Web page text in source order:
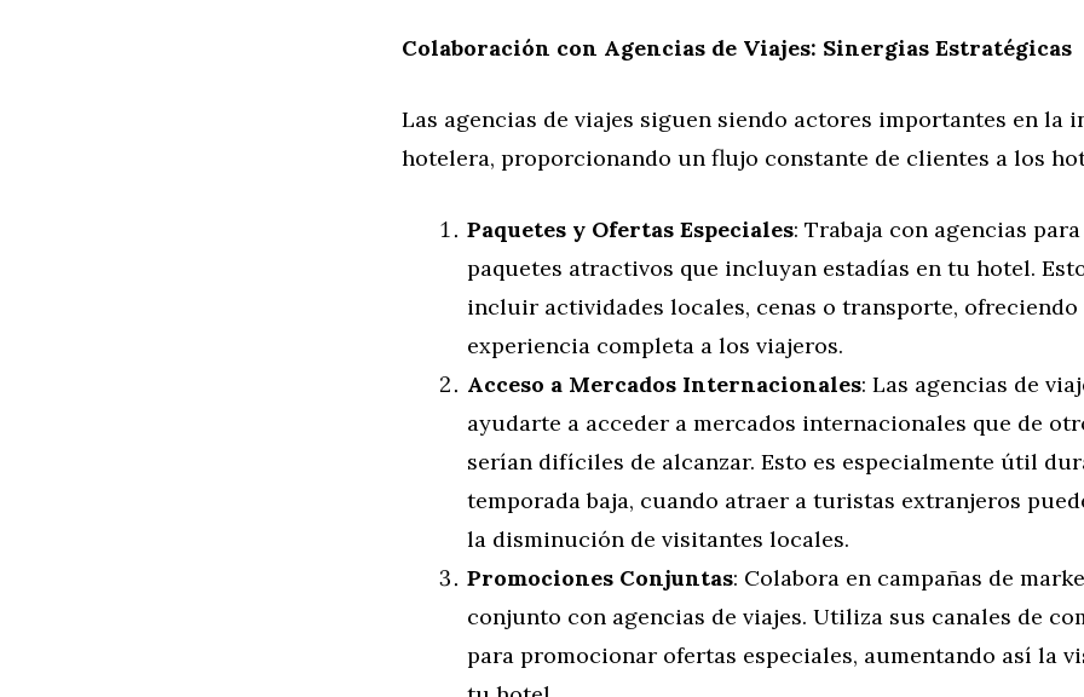
Colaboración con Agencias de Viajes: Sinergias Estratégicas
Las agencias de viajes siguen siendo actores importantes en la
hotelera, proporcionando un flujo constante de clientes a los
Paquetes y Ofertas Especiales: Trabaja con agencias
paquetes atractivos que incluyan estadías en tu hotel.
incluir actividades locales, cenas o transporte, ofreciendo
experiencia completa a los viajeros.
Acceso a Mercados Internacionales: Las agencias de
ayudarte a acceder a mercados internacionales que de
serían difíciles de alcanzar. Esto es especialmente útil
temporada baja, cuando atraer a turistas extranjeros
la disminución de visitantes locales.
Promociones Conjuntas: Colabora en campañas de
conjunto con agencias de viajes. Utiliza sus canales de
para promocionar ofertas especiales, aumentando así la